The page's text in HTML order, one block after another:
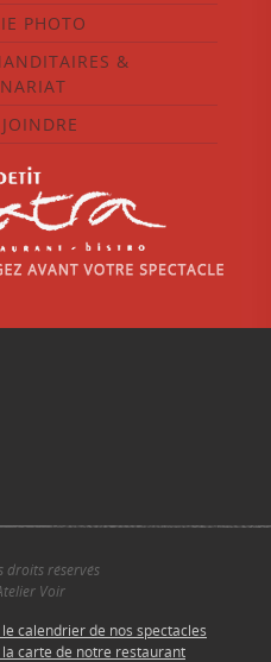
PHOTO
&
droits réservés
Voir
calendrier de nos spectacles
la carte de notre restaurant